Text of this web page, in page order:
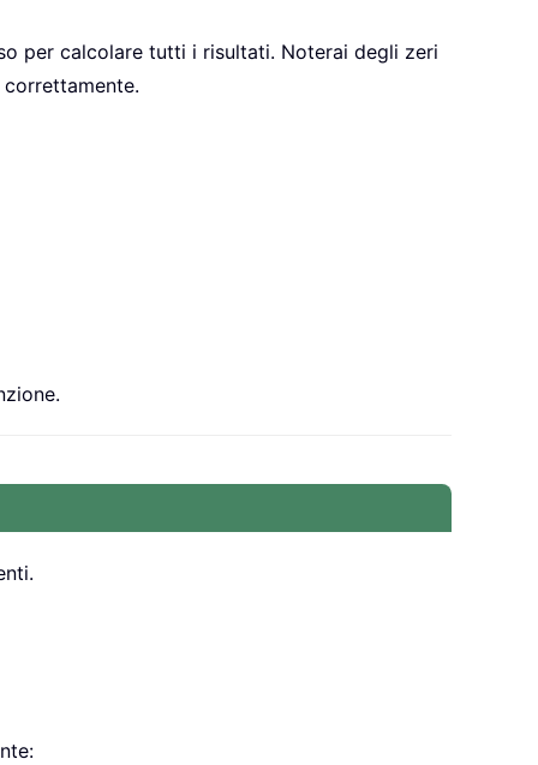
per calcolare tutti i risultati. Noterai degli zeri